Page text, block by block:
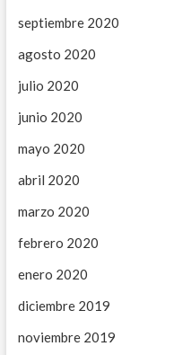
septiembre 2020
agosto 2020
julio 2020
junio 2020
mayo 2020
abril 2020
marzo 2020
febrero 2020
enero 2020
diciembre 2019
noviembre 2019